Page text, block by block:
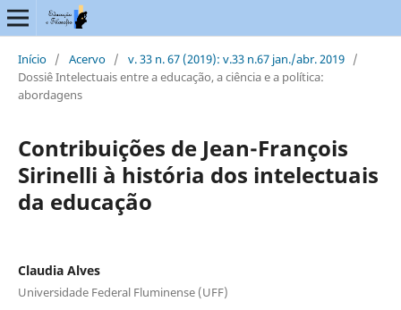
Início / Acervo / v. 33 n. 67 (2019): v.33 n.67 jan./abr. 2019 /
Dossiê Intelectuais entre a educação, a ciência e a política:
abordagens
Contribuições de Jean-François
Sirinelli à história dos intelectuais
da educação
Claudia Alves
Universidade Federal Fluminense (UFF)